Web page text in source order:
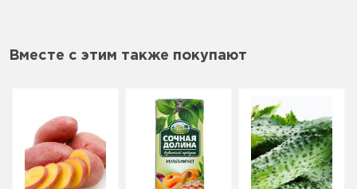
Вместе с этим также покупают